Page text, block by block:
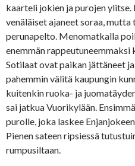
kaarteli jokien ja purojen
venäläiset ajaneet soraa,
perunapelto. Menomatkalla
enemmän rappeutuneemmaksi
Sotilaat ovat paikan jättäneet
pahemmin välitä kaupungin
kuitenkin ruoka- ja
sai jatkua Vuorikylään.
purolle, joka laskee
Pienen sateen ripsiessä
rumpusiltaan.